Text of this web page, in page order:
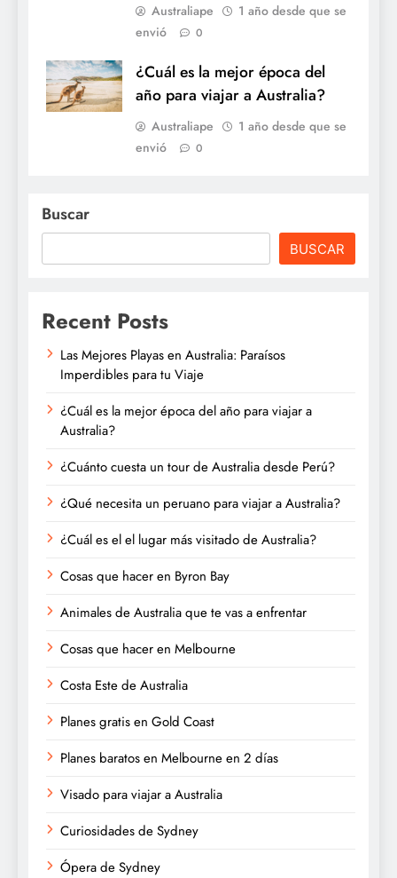
Australiape
1 año desde que se
envió
0
¿Cuál es la mejor época del
año para viajar a Australia?
Australiape
1 año desde que se
envió
0
Buscar
BUSCAR
Recent Posts
Las Mejores Playas en Australia: Paraísos
Imperdibles para tu Viaje
¿Cuál es la mejor época del año para viajar a
Australia?
¿Cuánto cuesta un tour de Australia desde Perú?
¿Qué necesita un peruano para viajar a Australia?
¿Cuál es el el lugar más visitado de Australia?
Cosas que hacer en Byron Bay
Animales de Australia que te vas a enfrentar
Cosas que hacer en Melbourne
Costa Este de Australia
Planes gratis en Gold Coast
Planes baratos en Melbourne en 2 días
Visado para viajar a Australia
Curiosidades de Sydney
Ópera de Sydney